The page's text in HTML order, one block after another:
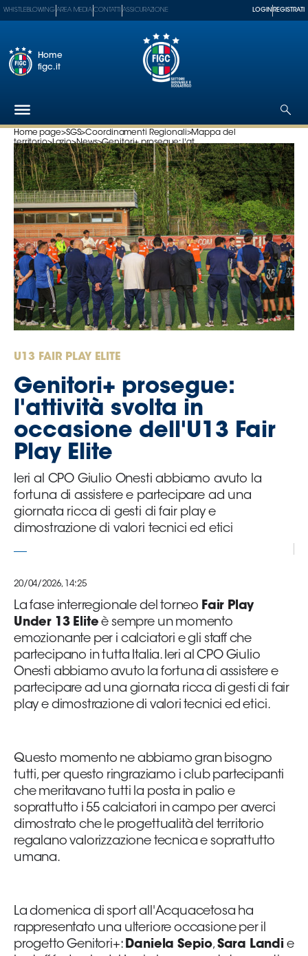
Federazione
Nazionali
Partner
Tecnici
SGS
Paralimpico
Serie
A
Women
Serie
Femminile
del
Calcio
partner
delle
nazionali
Assicurazione
Whistleblowing
Area
Media
Contatti
Social media
WHISTLEBLOWING AREA MEDIA CONTATTI ASSICURAZIONE LOGIN REGISTRATI
Home
figc.it
Home page>SGS>Coordinamenti Regionali>Mappa del
territorio>Lazio>News>Genitori+ prosegue: l'at...
U13 FAIR PLAY ELITE
Genitori+ prosegue:
l'attività svolta in
occasione dell'U13 Fair
Play Elite
Ieri al CPO Giulio Onesti abbiamo avuto la
fortuna di assistere e partecipare ad una
giornata ricca di gesti di fair play e
dimostrazione di valori tecnici ed etici
20/04/2026, 14:25
La fase interregionale del torneo Fair Play
Under 13 Elite è sempre un momento
emozionante per i calciatori e gli staff che
partecipano in tutta Italia. Ieri al CPO Giulio
Onesti abbiamo avuto la fortuna di assistere e
partecipare ad una giornata ricca di gesti di fair
play e dimostrazione di valori tecnici ed etici.
Questo momento ne abbiamo gran bisogno
tutti, per questo ringraziamo i club partecipanti
che meritavano tutti la posta in palio e
soprattutto i 55 calciatori in campo per averci
dimostrato che le progettualità del territorio
regalano valorizzazione tecnica e soprattutto
umana.
La domenica di sport all'Acquacetosa ha
rappresentato una ulteriore occasione per il
progetto Genitori+: Daniela Sepio,Sara Landi e